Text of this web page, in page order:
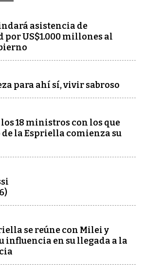
asistencia de
por US$1.000 millones al
para ahí sí, vivir sabroso
los 18 ministros con los que
la Espriella comienza su
se reúne con Milei y
influencia en su llegada a la